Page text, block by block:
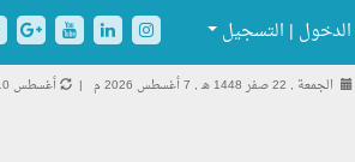
الدخول | التسجيل
الجمعة , 22 صفر 1448 هـ , 7 أغسطس 2026 م | أغسطس 10, 2018 , 17:29 م